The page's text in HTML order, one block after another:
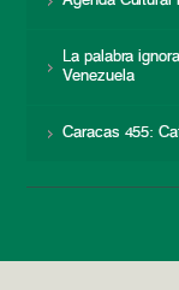
La palabra
Venezuela
Caracas 455: